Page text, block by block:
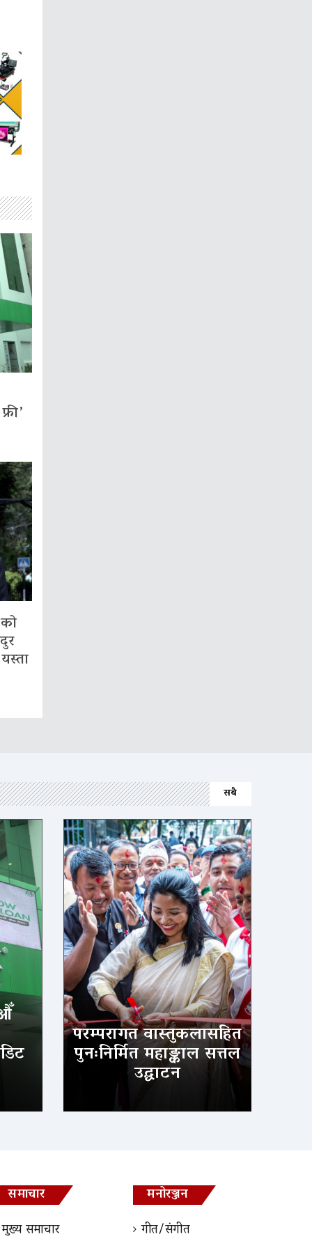
सबै
परम्परागत वास्तुकलासहित
पुनःनिर्मित महाङ्काल सत्तल
उद्घाटन
समाचार
मुख्य समाचार
मनोरञ्जन
गीत/संगीत